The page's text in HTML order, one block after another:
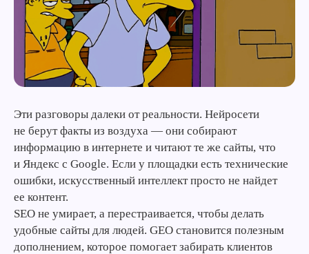
Эти разговоры далеки от реальности. Нейросети
не берут факты из воздуха — они собирают
информацию в интернете и читают те же сайты, что
и Яндекс с Google. Если у площадки есть технические
ошибки, искусственный интеллект просто не найдет
ее контент.
SEO не умирает, а перестраивается, чтобы делать
удобные сайты для людей. GEO становится полезным
дополнением, которое помогает забирать клиентов